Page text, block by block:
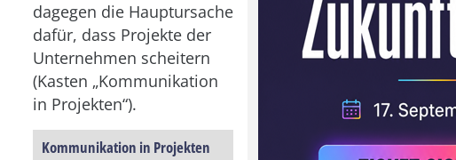
dagegen die Hauptursache
dafür, dass Projekte der
Unternehmen scheitern
(Kasten „Kommunikation
in Projekten“).
Kommunikation in Projekten